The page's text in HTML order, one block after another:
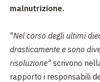
malnutrizione.
"Nel corso degli ultimi
drasticamente e sono
risoluzione" scrivono
rapporto i responsabili